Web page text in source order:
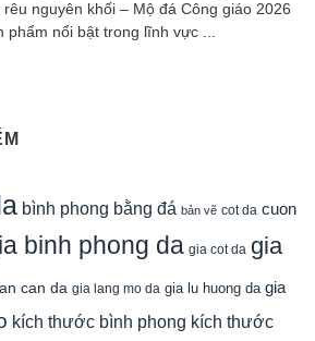
nguyên khối – Mộ đá Công giáo 2026
phẩm nổi bật trong lĩnh vực ...
bình phong bằng đá bản vẽ cot da cuon
binh phong da gia cot da gia
can da gia lang mo da gia lu huong da gia
kích thước bình phong kích thước